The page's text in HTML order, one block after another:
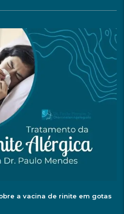
a vacina de rinite em gotas